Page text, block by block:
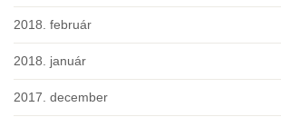
2018. február
2018. január
2017. december